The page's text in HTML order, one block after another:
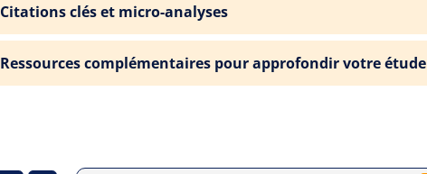
Citations clés et micro-analyses
Ressources complémentaires pour approfondir votre étude